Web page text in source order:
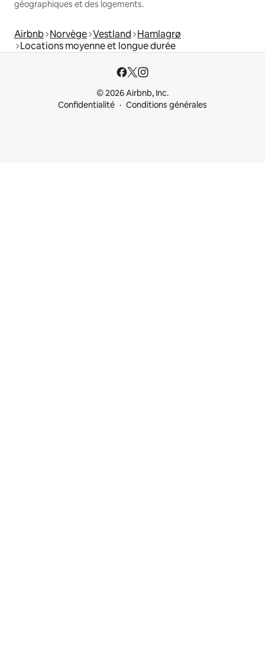
géographiques et des logements.
Airbnb Norvège Vestland Hamlagrø
Locations moyenne et longue durée
© 2026 Airbnb, Inc.
Confidentialité
Conditions générales